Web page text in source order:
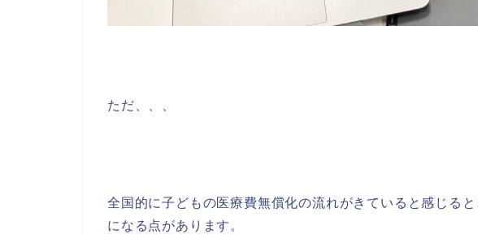
ただ、、、
全国的に子どもの医療費無償化の流れがきていると感じる
になる点があります。